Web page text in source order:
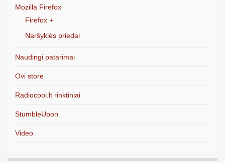
Mozilla Firefox
Firefox +
Naršyklės priedai
Naudingi patarimai
Ovi store
Radiocool.lt rinktiniai
StumbleUpon
Video